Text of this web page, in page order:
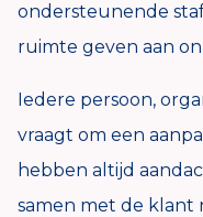
ondersteunende
ruimte geven aan
Iedere persoon,
vraagt om een
hebben altijd
samen met de klant